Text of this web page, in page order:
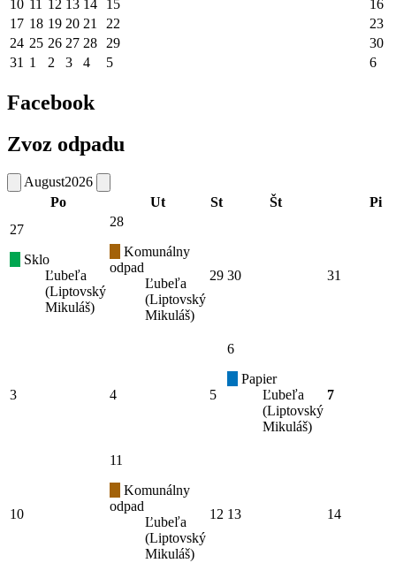
10 11 12 13 14 15
16
17 18 19 20 21 22
23
24 25 26 27 28 29
30
31 1 2 3 4 5 6
Facebook
Zvoz odpadu
August2026
Po
Ut St Št
Pi
27
Sklo
Ľubeľa
(Liptovský
Mikuláš)
28
Komunálny
odpad
Ľubeľa
(Liptovský
Mikuláš)
29 30 31
3 4 5
6
Papier
Ľubeľa
(Liptovský
Mikuláš)
7
10
11
Komunálny
odpad
Ľubeľa
(Liptovský
Mikuláš)
12 13 14